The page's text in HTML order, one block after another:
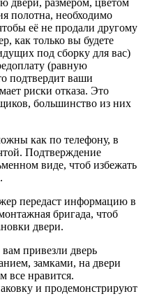
двери, размером, цветом
полотна, необходимо
её не продали другому
как только вы будете
под сборку для вас)
(равную
подтвердит ваши
риски отказа. Это
большинство из них
как по телефону, в
Подтверждение
виде, чтоб избежать
передаст информацию в
бригада, чтоб
двери.
привезли дверь
замками, на двери
все нравится.
и продемонстрируют